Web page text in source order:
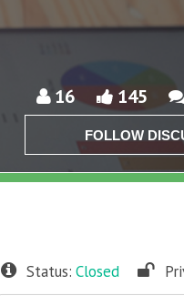
16 145
FOLLOW
Status: Closed